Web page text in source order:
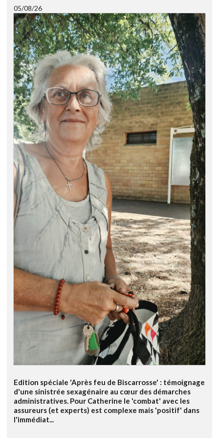
05/08/26
Edition spéciale 'Après feu de Biscarrosse' : témoignage
d'une sinistrée sexagénaire au cœur des démarches
administratives. Pour Catherine le 'combat' avec les
assureurs (et experts) est complexe mais 'positif' dans
l'immédiat...